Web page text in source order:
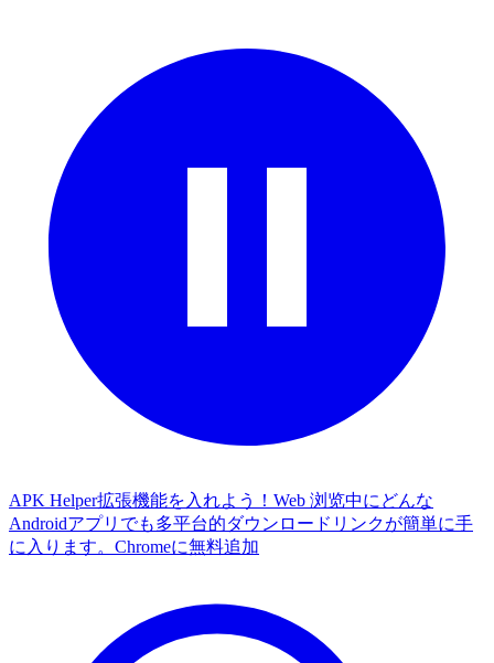
APK Helper拡張機能を入れよう！Web 浏览中にどんな
Androidアプリでも多平台的ダウンロードリンクが簡単に手
に入ります。 Chromeに無料追加